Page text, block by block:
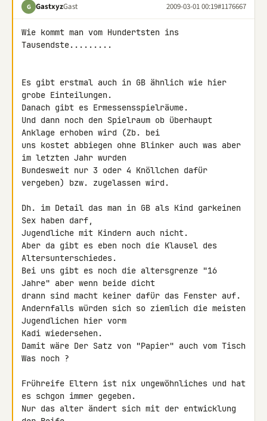
G GastxyzGast 2009-03-01 00:19#1176667
Wie kommt man vom Hundertsten ins
Tausendste.........
Es gibt erstmal auch in GB ähnlich wie hier
grobe Einteilungen.
Danach gibt es Ermessensspielräume.
Und dann noch den Spielraum ob überhaupt
Anklage erhoben wird (Zb. bei
uns kostet abbiegen ohne Blinker auch was aber
im letzten Jahr wurden
Bundesweit nur 3 oder 4 Knöllchen dafür
vergeben) bzw. zugelassen wird.
Dh. im Detail das man in GB als Kind garkeinen
Sex haben darf,
Jugendliche mit Kindern auch nicht.
Aber da gibt es eben noch die Klausel des
Altersunterschiedes.
Bei uns gibt es noch die altersgrenze "16
Jahre" aber wenn beide dicht
drann sind macht keiner dafür das Fenster auf.
Andernfalls würden sich so ziemlich die meisten
Jugendlichen hier vorm
Kadi wiedersehen.
Damit wäre Der Satz von "Papier" auch vom Tisch
Was noch ?
Frühreife Eltern ist nix ungewöhnliches und hat
es schgon immer gegeben.
Nur das alter ändert sich mit der entwicklung